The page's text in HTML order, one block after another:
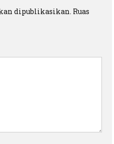
dipublikasikan. Ruas